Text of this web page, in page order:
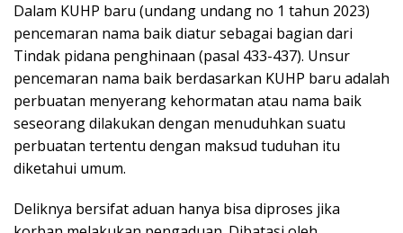
Dalam KUHP baru (undang undang no 1 tahun 2023)
pencemaran nama baik diatur sebagai bagian dari
Tindak pidana penghinaan (pasal 433-437). Unsur
pencemaran nama baik berdasarkan KUHP baru adalah
perbuatan menyerang kehormatan atau nama baik
seseorang dilakukan dengan menuduhkan suatu
perbuatan tertentu dengan maksud tuduhan itu
diketahui umum.
Deliknya bersifat aduan hanya bisa diproses jika